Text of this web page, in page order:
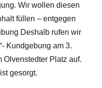
Wir wollen diesen
füllen – entgegen
Deshalb rufen wir
Kundgebung am 3.
Olvenstedter Platz auf.
gesorgt.